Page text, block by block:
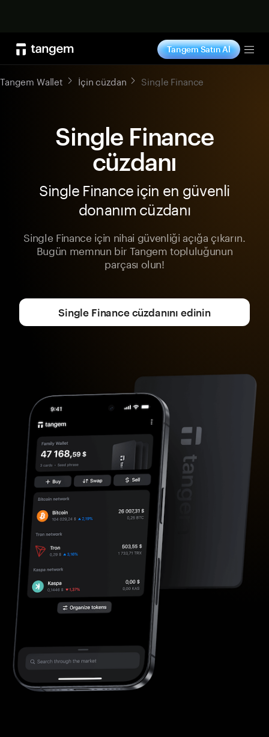
Tangem Satın Al
Tangem Wallet İçin cüzdan Single Finance
Single Finance
cüzdanı
Single Finance için en güvenli
donanım cüzdanı
Single Finance için nihai güvenliği açığa çıkarın.
Bugün memnun bir Tangem topluluğunun
parçası olun!
Single Finance cüzdanını edinin